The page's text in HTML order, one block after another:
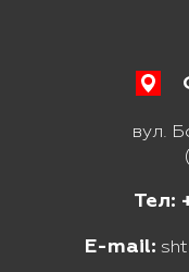
вул.
Тел:
E-mail: